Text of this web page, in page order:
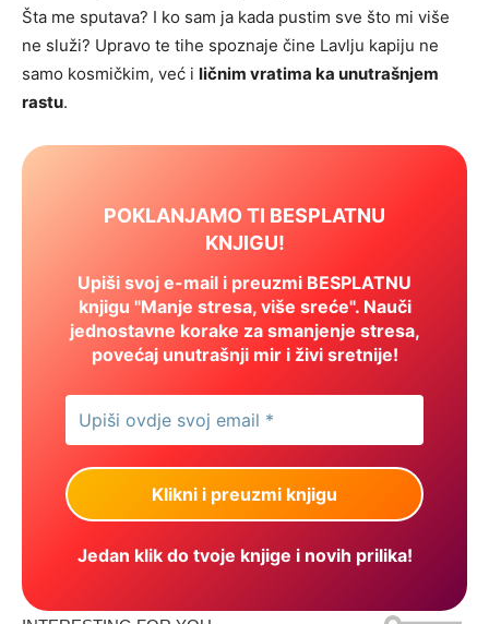
Šta me sputava? I ko sam ja kada pustim sve što mi više
ne služi? Upravo te tihe spoznaje čine Lavlju kapiju ne
samo kosmičkim, već i ličnim vratima ka unutrašnjem
rastu.
POKLANJAMO TI BESPLATNU
KNJIGU!
Upiši svoj e-mail i preuzmi BESPLATNU
knjigu "Manje stresa, više sreće". Nauči
jednostavne korake za smanjenje stresa,
povećaj unutrašnji mir i živi sretnije!
Jedan klik do tvoje knjige i novih prilika!